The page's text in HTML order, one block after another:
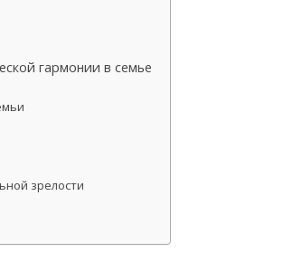
гармонии в семье
зрелости